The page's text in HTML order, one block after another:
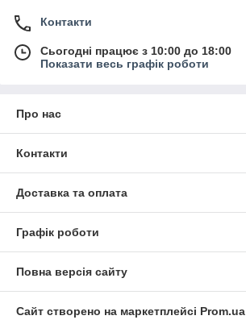
Контакти
Сьогодні працює з 10:00 до 18:00
Показати весь графік роботи
Про нас
Контакти
Доставка та оплата
Графік роботи
Повна версія сайту
Сайт створено на маркетплейсі Prom.ua